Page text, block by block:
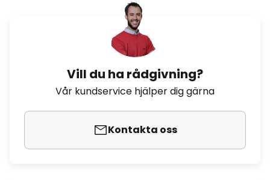
Vill du ha rådgivning?
Vår kundservice hjälper dig gärna
Kontakta oss